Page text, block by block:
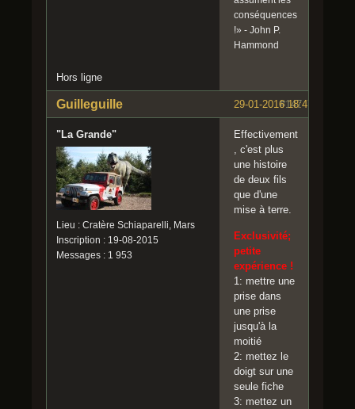
conséquences
!» - John P.
Hammond
Hors ligne
#147
29-01-2016 18:47:25
Guilleguille
"La Grande"
Lieu : Cratère Schiaparelli, Mars
Inscription : 19-08-2015
Messages : 1 953
Effectivement
, c'est plus
une histoire
de deux fils
que d'une
mise à terre.
Exclusivité;
petite
expérience !
1: mettre une
prise dans
une prise
jusqu'à la
moitié
2: mettez le
doigt sur une
seule fiche
3: mettez un